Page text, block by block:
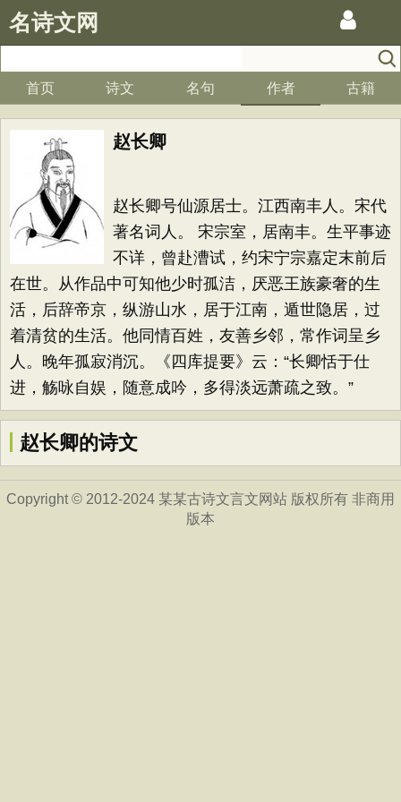
名诗文网
首页 诗文 名句 作者 古籍
赵长卿
赵长卿号仙源居士。江西南丰人。宋代
著名词人。 宋宗室，居南丰。生平事迹
不详，曾赴漕试，约宋宁宗嘉定末前后
在世。从作品中可知他少时孤洁，厌恶王族豪奢的生
活，后辞帝京，纵游山水，居于江南，遁世隐居，过
着清贫的生活。他同情百姓，友善乡邻，常作词呈乡
人。晚年孤寂消沉。《四库提要》云：“长卿恬于仕
进，觞咏自娱，随意成吟，多得淡远萧疏之致。”
赵长卿的诗文
Copyright © 2012-2024 某某古诗文言文网站 版权所有 非商用
版本